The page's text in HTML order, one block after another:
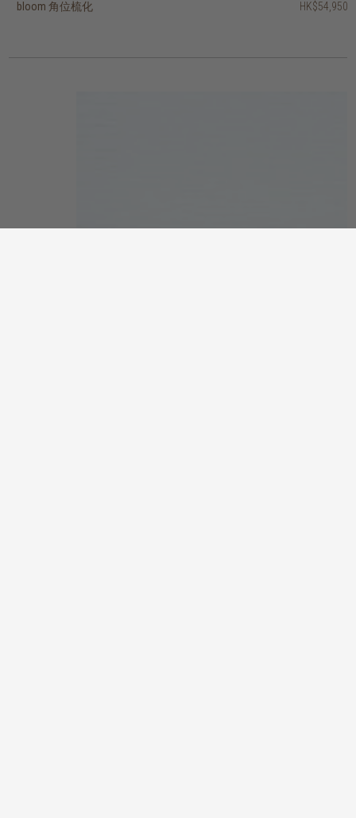
bloom 角位梳化 HK$54,950
dane 兩座位梳化 HK$13,450
otis 扶手椅 HK$5,950
barrow 兩座位梳化 HK$13,950
puff 兩座位梳化 HK$11,950
cozi 扶手椅 HK$7,950
bloom L型梳化 - 右 HK$38,450
bloom L型梳化 - 左 HK$38,450
easy time 三座位梳化 HK$22,450
elan L型梳化 - 右 HK$29,950